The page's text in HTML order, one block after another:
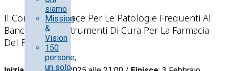
siamo
Mission
&
Vision
150
persone,
un solo
Il Consiglio Efficace Per Le Patologie Frequenti Al
Banco Con Gli Strumenti Di Cura Per La Farmacia
Del Futuro.